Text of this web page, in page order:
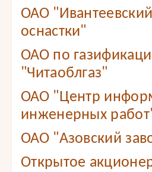
ОАО
оснастки"
ОАО по
"Читаоблгаз"
ОАО "Центр
инженерных
ОАО "Азовский
Открытое